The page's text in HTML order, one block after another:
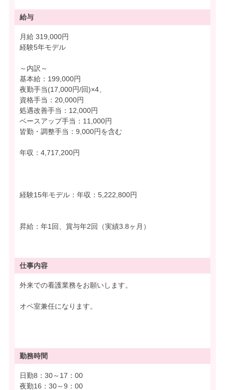
給与
月給 319,000円
経験5年モデル
～内訳～
基本給：199,000円
夜勤手当(17,000円/回)×4、
資格手当：20,000円
処遇改善手当：12,000円
ベースアップ手当：11,000円
皆勤・調整手当：9,000円を含む
年収：4,717,200円
経験15年モデル：年収：5,222,800円
昇給：年1回、賞与年2回（実績3.8ヶ月）
仕事内容
外来での看護業務をお願いします。
オペ室兼任になります。
勤務時間
日勤8：30～17：00
夜勤16：30～9：00